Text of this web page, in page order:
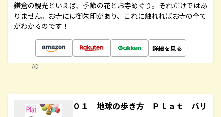
鎌倉の観光といえば、季節の花とお寺めぐり。それだけではあ
りません。お寺には御朱印があり、これに触れればお寺の全て
がわかるのです！
詳細を見る
AD
０１ 地球の歩き方 Ｐｌａｔ パリ